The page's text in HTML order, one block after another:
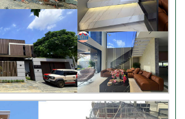
Video bàn giao nhà chị
Phượng – Nhà Bè TPHCM